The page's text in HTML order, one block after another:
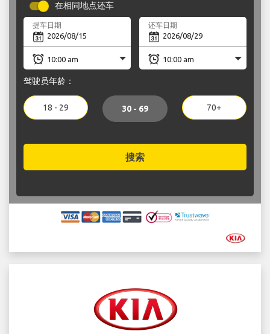
在相同地点还车
提车日期 还车日期
驾驶员年龄：
18 - 29 30 - 69 70+
搜索